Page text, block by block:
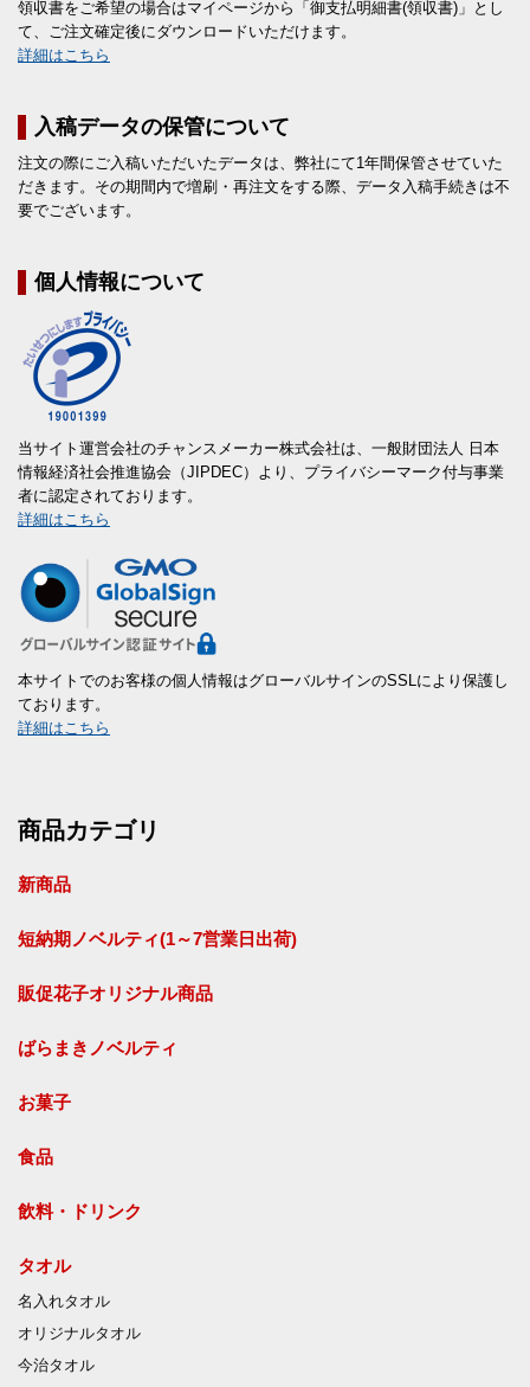
領収書をご希望の場合はマイページから「御支払明細書(領収書)」とし
て、ご注文確定後にダウンロードいただけます。
詳細はこちら
入稿データの保管について
注文の際にご入稿いただいたデータは、弊社にて1年間保管させていた
だきます。その期間内で増刷・再注文をする際、データ入稿手続きは不
要でございます。
個人情報について
当サイト運営会社のチャンスメーカー株式会社は、一般財団法人 日本
情報経済社会推進協会（JIPDEC）より、プライバシーマーク付与事業
者に認定されております。
詳細はこちら
本サイトでのお客様の個人情報はグローバルサインのSSLにより保護し
ております。
詳細はこちら
商品カテゴリ
新商品
短納期ノベルティ(1～7営業日出荷)
販促花子オリジナル商品
ばらまきノベルティ
お菓子
食品
飲料・ドリンク
タオル
名入れタオル
オリジナルタオル
今治タオル